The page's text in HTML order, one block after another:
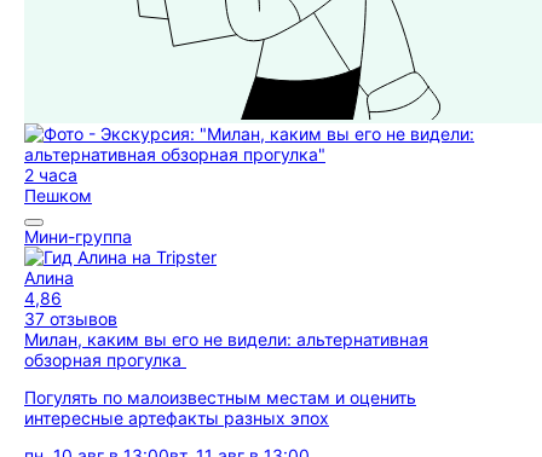
2 часа
Пешком
Мини-группа
Алина
4,86
37 отзывов
Милан, каким вы его не видели: альтернативная
обзорная прогулка
Погулять по малоизвестным местам и оценить
интересные артефакты разных эпох